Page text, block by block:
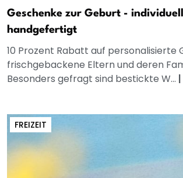
Geschenke zur Geburt -
handgefertigt
10 Prozent Rabatt auf personalisierte
frischgebackene Eltern und deren
Besonders gefragt sind bestickte W... |
FREIZEIT